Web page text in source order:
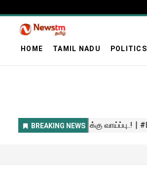
HOME TAMIL NADU POLITICS